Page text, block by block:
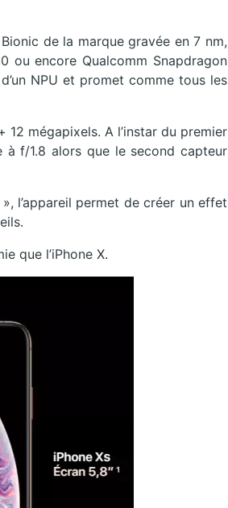
de la marque gravée en 7 nm,
ou encore Qualcomm Snapdragon
NPU et promet comme tous les
12 mégapixels. A l’instar du premier
f/1.8 alors que le second capteur
», l’appareil permet de créer un effet
que l’iPhone X.